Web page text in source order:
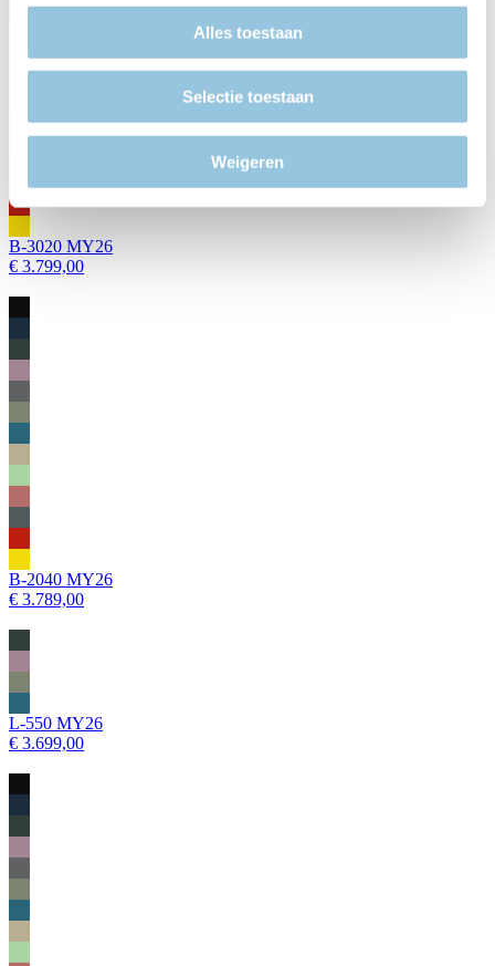
Alles toestaan
Selectie toestaan
Weigeren
B-3020 MY26
€ 3.799,00
B-2040 MY26
€ 3.789,00
L-550 MY26
€ 3.699,00